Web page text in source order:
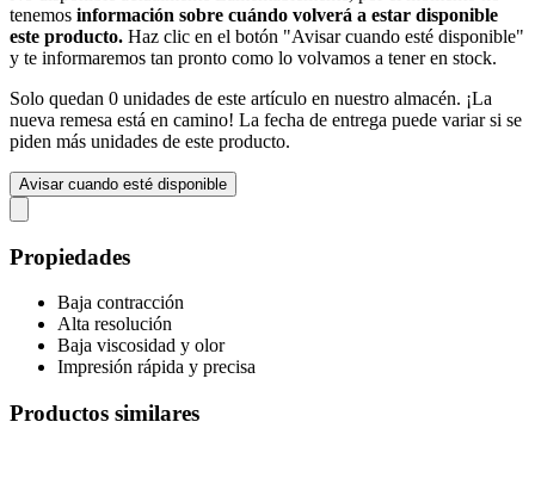
tenemos información sobre cuándo volverá a estar disponible
este producto. Haz clic en el botón "Avisar cuando esté disponible"
y te informaremos tan pronto como lo volvamos a tener en stock.
Solo quedan 0 unidades de este artículo en nuestro almacén. ¡La
nueva remesa está en camino! La fecha de entrega puede variar si se
piden más unidades de este producto.
Avisar cuando esté disponible
Propiedades
Baja contracción
Alta resolución
Baja viscosidad y olor
Impresión rápida y precisa
Productos similares